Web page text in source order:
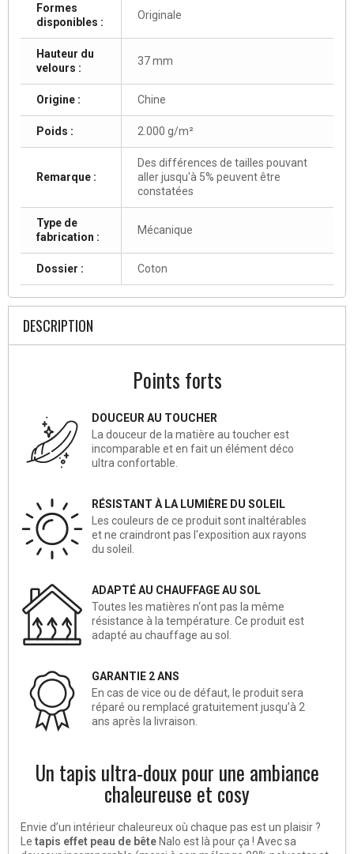
Formes
disponibles :
Originale
Hauteur du
velours :
37 mm
Origine : Chine
Poids : 2.000 g/m²
Remarque :
Des différences de tailles pouvant
aller jusqu'à 5% peuvent être
constatées
Type de
fabrication :
Mécanique
Dossier : Coton
DESCRIPTION
Points forts
DOUCEUR AU TOUCHER
La douceur de la matière au toucher est
incomparable et en fait un élément déco
ultra confortable.
RÉSISTANT À LA LUMIÈRE DU SOLEIL
Les couleurs de ce produit sont inaltérables
et ne craindront pas l'exposition aux rayons
du soleil.
ADAPTÉ AU CHAUFFAGE AU SOL
Toutes les matières n‘ont pas la même
résistance à la température. Ce produit est
adapté au chauffage au sol.
GARANTIE 2 ANS
En cas de vice ou de défaut, le produit sera
réparé ou remplacé gratuitement jusqu’à 2
ans après la livraison.
Un tapis ultra-doux pour une ambiance
chaleureuse et cosy
Envie d’un intérieur chaleureux où chaque pas est un plaisir ?
Le tapis effet peau de bête Nalo est là pour ça ! Avec sa